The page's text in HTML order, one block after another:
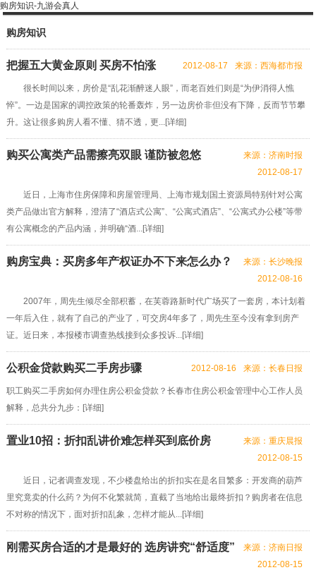
购房知识-九游会真人
购房知识
把握五大黄金原则 买房不怕涨 来源：西海都市报
2012-08-17
很长时间以来，房价是“乱花渐醉迷人眼”，而老百姓们则是“为伊消得人憔
悴”。一边是国家的调控政策的轮番轰炸，另一边房价非但没有下降，反而节节攀
升。这让很多购房人看不懂、猜不透，更...[详细]
购买公寓类产品需擦亮双眼 谨防被忽悠
来源：济南时报
2012-08-17
近日，上海市住房保障和房屋管理局、上海市规划国土资源局特别针对公寓
类产品做出官方解释，澄清了“酒店式公寓”、“公寓式酒店”、“公寓式办公楼”等带
有公寓概念的产品内涵，并明确“酒...[详细]
购房宝典：买房多年产权证办不下来怎么办？
来源：长沙晚报
2012-08-16
2007年，周先生倾尽全部积蓄，在芙蓉路新时代广场买了一套房，本计划着
一年后入住，就有了自己的产业了，可交房4年多了，周先生至今没有拿到房产
证。近日来，本报楼市调查热线接到众多投诉...[详细]
公积金贷款购买二手房步骤 来源：长春日报
2012-08-16
职工购买二手房如何办理住房公积金贷款？长春市住房公积金管理中心工作人员
解释，总共分九步：[详细]
置业10招：折扣乱讲价难怎样买到底价房
来源：重庆晨报
2012-08-15
近日，记者调查发现，不少楼盘给出的折扣实在是名目繁多：开发商的葫芦
里究竟卖的什么药？为何不化繁就简，直截了当地给出最终折扣？购房者在信息
不对称的情况下，面对折扣乱象，怎样才能从...[详细]
刚需买房合适的才是最好的 选房讲究“舒适度”
来源：济南日报
2012-08-15